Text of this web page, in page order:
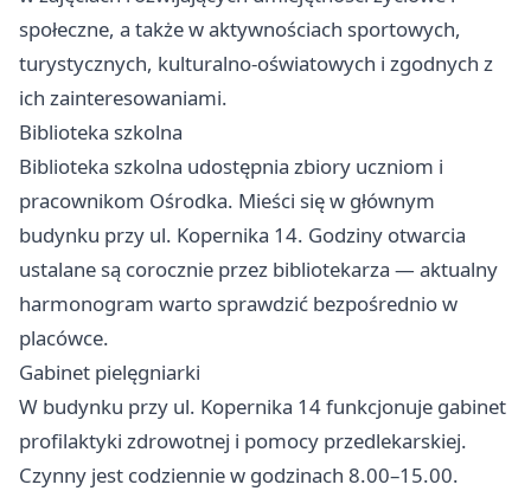
społeczne, a także w aktywnościach sportowych,
turystycznych, kulturalno-oświatowych i zgodnych z
ich zainteresowaniami.
Biblioteka szkolna
Biblioteka szkolna udostępnia zbiory uczniom i
pracownikom Ośrodka. Mieści się w głównym
budynku przy ul. Kopernika 14. Godziny otwarcia
ustalane są corocznie przez bibliotekarza — aktualny
harmonogram warto sprawdzić bezpośrednio w
placówce.
Gabinet pielęgniarki
W budynku przy ul. Kopernika 14 funkcjonuje gabinet
profilaktyki zdrowotnej i pomocy przedlekarskiej.
Czynny jest codziennie w godzinach 8.00–15.00.